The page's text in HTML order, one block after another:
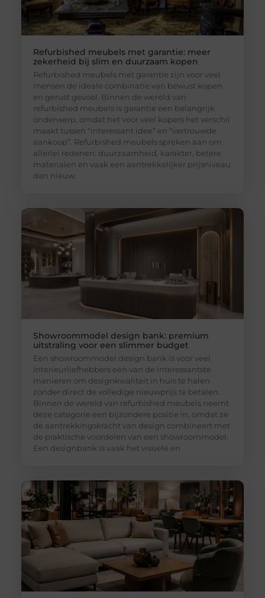
Refurbished meubels met garantie: meer
zekerheid bij slim en duurzaam kopen
Refurbished meubels met garantie zijn voor veel
mensen de ideale combinatie van bewust kopen
en gerust gevoel. Binnen de wereld van
refurbished meubels is garantie een belangrijk
onderwerp, omdat het voor veel kopers het verschil
maakt tussen “interessant idee” en “vertrouwde
aankoop”. Refurbished meubels spreken aan om
allerlei redenen: duurzaamheid, karakter, betere
materialen en vaak een aantrekkelijker prijsniveau
dan nieuw.
Showroommodel design bank: premium
uitstraling voor een slimmer budget
Een showroommodel design bank is voor veel
interieurliefhebbers een van de interessantste
manieren om designkwaliteit in huis te halen
zonder direct de volledige nieuwprijs te betalen.
Binnen de wereld van refurbished meubels neemt
deze categorie een bijzondere positie in, omdat ze
de aantrekkingskracht van design combineert met
de praktische voordelen van een showroommodel.
Een designbank is vaak het visuele en